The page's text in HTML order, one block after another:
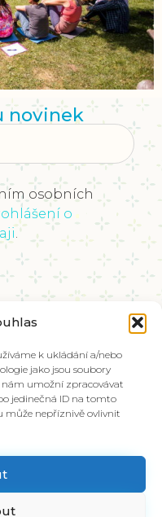
k ukládání a/nebo
jako jsou soubory
nám umožní zpracovávat
jedinečná ID na tomto
může nepříznivě ovlivnit
novinek
osobních
o
.
671/15, Karlín,
ve slovenštině,